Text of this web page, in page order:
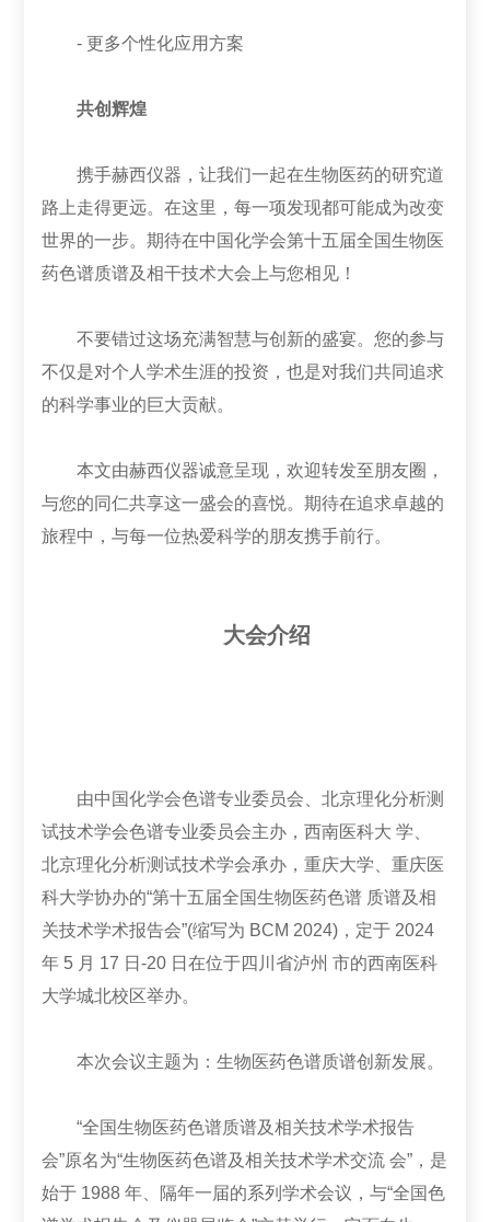
- 更多个性化应用方案
共创辉煌
携手赫西仪器，让我们一起在生物医药的研究道
路上走得更远。在这里，每一项发现都可能成为改变
世界的一步。期待在中国化学会第十五届全国生物医
药色谱质谱及相干技术大会上与您相见！
不要错过这场充满智慧与创新的盛宴。您的参与
不仅是对个人学术生涯的投资，也是对我们共同追求
的科学事业的巨大贡献。
本文由赫西仪器诚意呈现，欢迎转发至朋友圈，
与您的同仁共享这一盛会的喜悦。期待在追求卓越的
旅程中，与每一位热爱科学的朋友携手前行。
大会介绍
由中国化学会色谱专业委员会、北京理化分析测
试技术学会色谱专业委员会主办，西南医科大 学、
北京理化分析测试技术学会承办，重庆大学、重庆医
科大学协办的“第十五届全国生物医药色谱 质谱及相
关技术学术报告会”(缩写为 BCM 2024)，定于 2024
年 5 月 17 日-20 日在位于四川省泸州 市的西南医科
大学城北校区举办。
本次会议主题为：生物医药色谱质谱创新发展。
“全国生物医药色谱质谱及相关技术学术报告
会”原名为“生物医药色谱及相关技术学术交流 会”，是
始于 1988 年、隔年一届的系列学术会议，与“全国色